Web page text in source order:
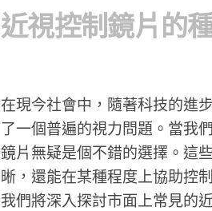
近視控制鏡片的
在現今社會中，隨著科技的進
了一個普遍的視力問題。當我
鏡片無疑是個不錯的選擇。這
晰，還能在某種程度上協助控
我們將深入探討市面上常見的